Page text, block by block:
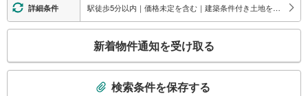
詳細条件 駅徒歩5分以内｜価格未定を含む｜建築条件付き土地を含む
検
新着物件通知を受け取る
検索条件を保存する